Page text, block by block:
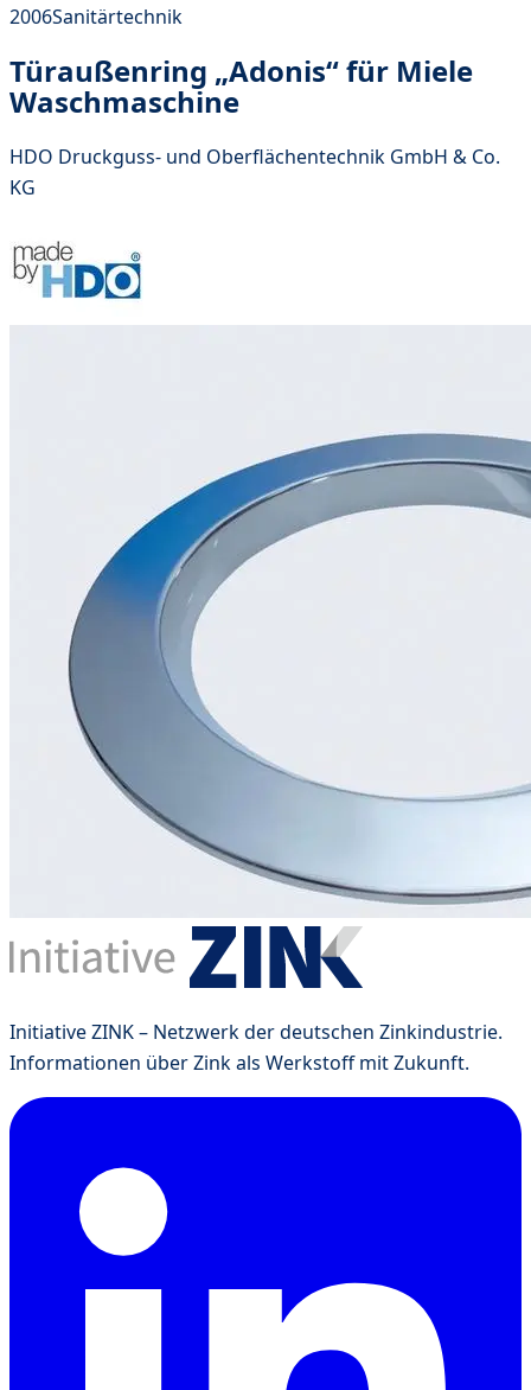
2006Sanitärtechnik
Türaußenring „Adonis“ für Miele
Waschmaschine
HDO Druckguss- und Oberflächentechnik GmbH & Co.
KG
Initiative ZINK – Netzwerk der deutschen Zinkindustrie.
Informationen über Zink als Werkstoff mit Zukunft.